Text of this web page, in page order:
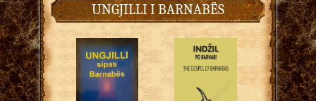
UNGJILLI I BARNABËS